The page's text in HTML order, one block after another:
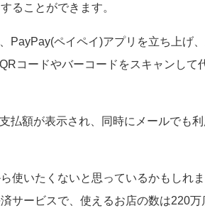
ることができます。
PayPay(ペイペイ)アプリを立ち上げ
コードやバーコードをスキャンして
払額が表示され、同時にメールでも
使いたくないと思っているかもしれま
サービスで、使えるお店の数は220万